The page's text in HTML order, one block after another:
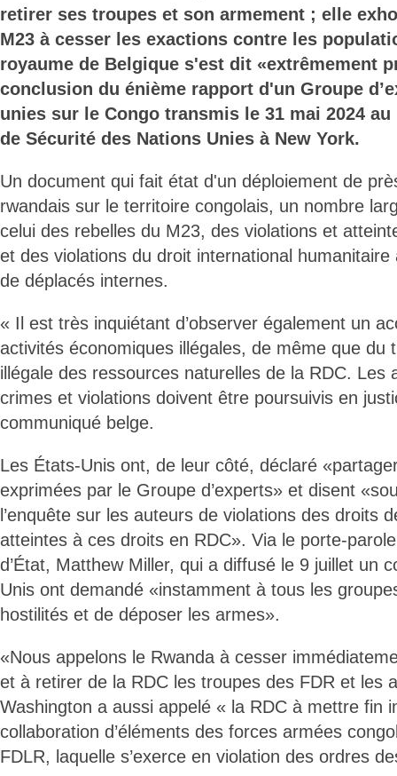
retirer ses troupes et son armement ; elle
M23 à cesser les exactions contre les
royaume de Belgique s'est dit «extrêmement
conclusion du énième rapport d'un Groupe
unies sur le Congo transmis le 31 mai 2024
de Sécurité des Nations Unies à New York.
Un document qui fait état d'un déploiement de
rwandais sur le territoire congolais, un nombre
celui des rebelles du M23, des violations et
et des violations du droit international
de déplacés internes.
« Il est très inquiétant d’observer également un
activités économiques illégales, de même que du
illégale des ressources naturelles de la RDC. Les
crimes et violations doivent être poursuivis en
communiqué belge.
Les États-Unis ont, de leur côté, déclaré
exprimées par le Groupe d’experts» et disent
l’enquête sur les auteurs de violations des droits
atteintes à ces droits en RDC». Via le porte-
d’État, Matthew Miller, qui a diffusé le 9 juillet un
Unis ont demandé «instamment à tous les
hostilités et de déposer les armes».
«Nous appelons le Rwanda à cesser
et à retirer de la RDC les troupes des FDR et les
Washington a aussi appelé « la RDC à mettre fin
collaboration d’éléments des forces armées
FDLR, laquelle s’exerce en violation des ordres